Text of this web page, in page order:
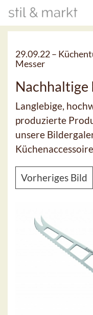
29.09.22 –
Messer
Nachhaltige
Langlebige,
produzierte
unsere
Vorheriges Bild